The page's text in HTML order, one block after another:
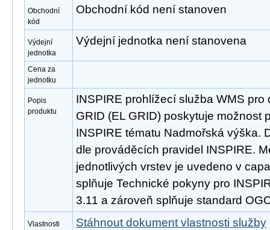
Obchodní
kód
Obchodní kód není stanoven
Výdejní
jednotka
Výdejní jednotka není stanovena
Cena za
jednotku
Popis
produktu
INSPIRE prohlížecí služba WMS
GRID (EL GRID) poskytuje možnost
INSPIRE tématu Nadmořská výška.
dle prováděcích pravidel INSPIRE.
jednotlivých vrstev je uvedeno v
splňuje Technické pokyny pro
3.11 a zároveň splňuje standard
Vlastnosti
Stáhnout dokument vlastnosti služby